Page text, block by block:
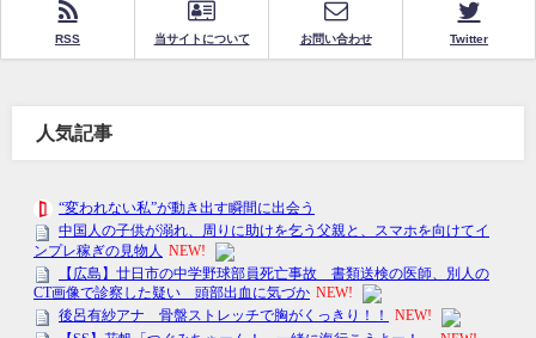
RSS 当サイトについて お問い合わせ Twitter
人気記事